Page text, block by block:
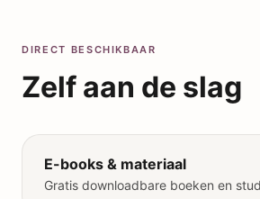
DIRECT BESCHIKBAAR
Zelf aan de slag
E-books & materiaal
Gratis downloadbare boeken en